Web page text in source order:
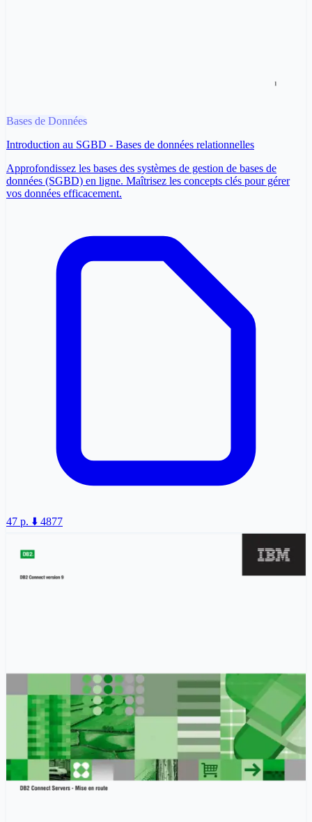
Bases de Données
Introduction au SGBD - Bases de données relationnelles
Approfondissez les bases des systèmes de gestion de bases de
données (SGBD) en ligne. Maîtrisez les concepts clés pour gérer
vos données efficacement.
47 p. ⬇️ 4877